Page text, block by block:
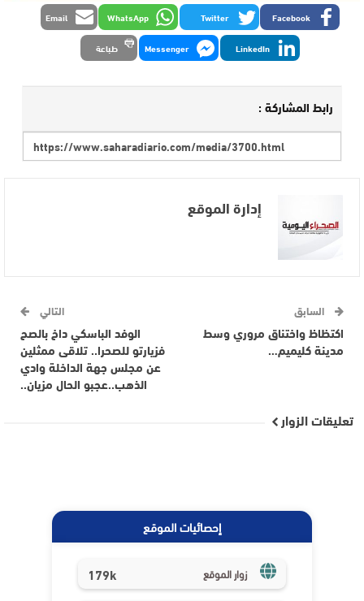
Facebook
Twitter
WhatsApp
Email
LinkedIn
Messenger طباعة
رابط المشاركة :
إدارة الموقع
السابق
اكتظاظ واختناق مروري وسط
مدينة كليميم…
التالي
الوفد الباسكي داخ بالصح
فزيارتو للصحرا.. تلاقى ممثلين
عن مجلس جهة الداخلة وادي
الذهب..عجبو الحال مزيان..
تعليقات الزوار
إحصائيات الموقع
زوار الموقع 179k